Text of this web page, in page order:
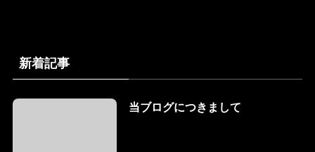
新着記事
当ブログにつきまして